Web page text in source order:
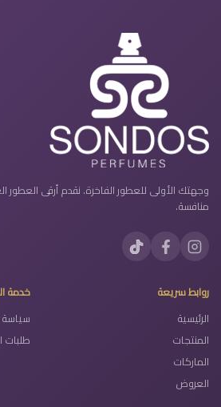
وجهتك الأولى للعطور الفاخرة. نقدم أرقى العطور
منافسة.
روابط سريعة
الرئيسية
المنتجات
الماركات
العروض
خدمة
سياسة
طلبات